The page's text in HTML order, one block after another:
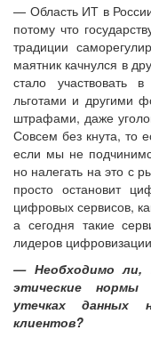
— Область ИТ в
потому что
традиции
маятник качнулся в
стало участвовать
льготами и другими
штрафами, даже
Совсем без кнута, то
если мы не
но налегать на это с
просто остановит
цифровых сервисов,
а сегодня такие
лидеров
— Необходимо ли,
этические
утечках данных
клиентов?